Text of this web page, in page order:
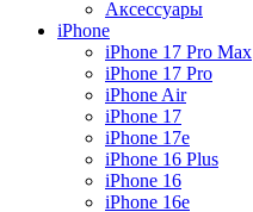
Аксессуары
iPhone
iPhone 17 Pro Max
iPhone 17 Pro
iPhone Air
iPhone 17
iPhone 17e
iPhone 16 Plus
iPhone 16
iPhone 16e